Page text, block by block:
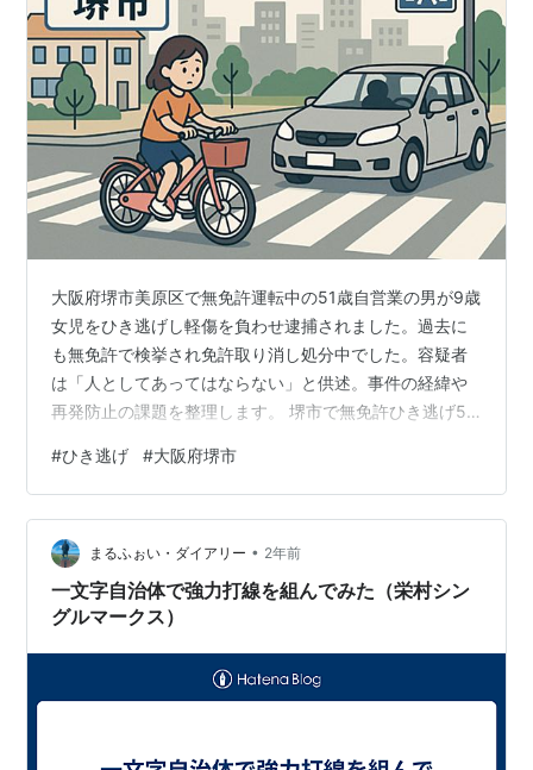
大阪府堺市美原区で無免許運転中の51歳自営業の男が9歳
女児をひき逃げし軽傷を負わせ逮捕されました。過去に
も無免許で検挙され免許取り消し処分中でした。容疑者
は「人としてあってはならない」と供述。事件の経緯や
再発防止の課題を整理します。 堺市で無免許ひき逃げ51
府堺市美原区で、無免許運転中の軽自動車が9歳の女児を
はねてケガをさせた事件で、大阪府警は51歳の自営業の
男を逮捕した。男は事故後に救護をせず立ち去り、翌日
に無免許運転過失致傷とひき逃げの疑いで身柄を確保さ
れた。警察の取り調べに対し、容疑を認める発言をして
いる。 項目 内容 発生日時 20…
#ひき逃げ #大阪府堺市
まるふぉい・ダイアリー • 2年前
一文字自治体で強力打線を組んでみた（栄村シン
グルマークス）